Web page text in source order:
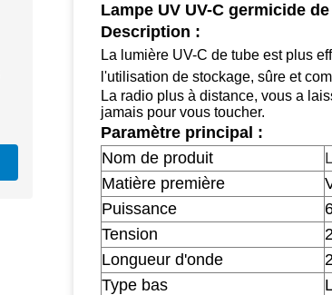
Lampe UV UV-C germicide
Description :
La lumière UV-C de tube est plus
l'utilisation de stockage, sûre et
La radio plus à distance, vous a
jamais pour vous toucher.
Paramètre principal :
Nom de produit
Matière première
Puissance
Tension
Longueur d'onde
Type bas